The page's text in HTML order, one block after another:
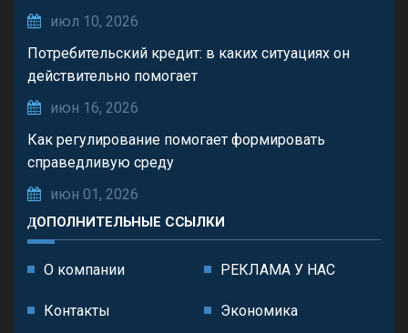
июл 10, 2026
Потребительский кредит: в каких ситуациях он
действительно помогает
июн 16, 2026
Как регулирование помогает формировать
справедливую среду
июн 01, 2026
ДОПОЛНИТЕЛЬНЫЕ ССЫЛКИ
О компании РЕКЛАМА У НАС
Контакты Экономика